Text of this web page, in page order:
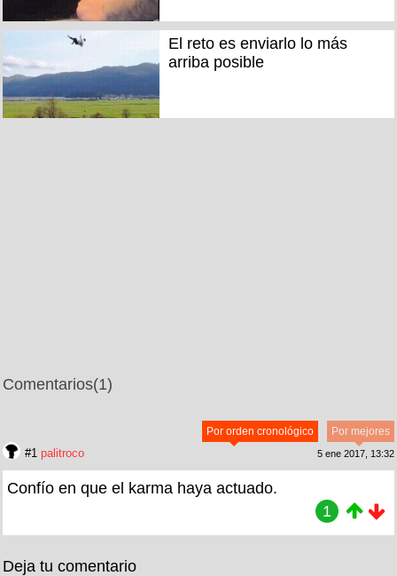
El reto es enviarlo lo más
arriba posible
Comentarios(1)
Por mejores
Por orden cronológico
#1 palitroco 5 ene 2017, 13:32
Confío en que el karma haya actuado.
1
Deja tu comentario